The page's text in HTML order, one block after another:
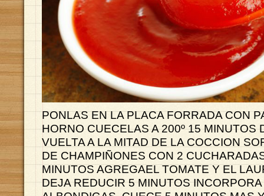
PONLAS EN LA PLACA FORRADA CON
HORNO CUECELAS A 200º 15 MINUTOS
VUELTA A LA MITAD DE LA COCCION
DE CHAMPIÑONES CON 2
MINUTOS AGREGAEL TOMATE Y EL
DEJA REDUCIR 5 MINUTOS